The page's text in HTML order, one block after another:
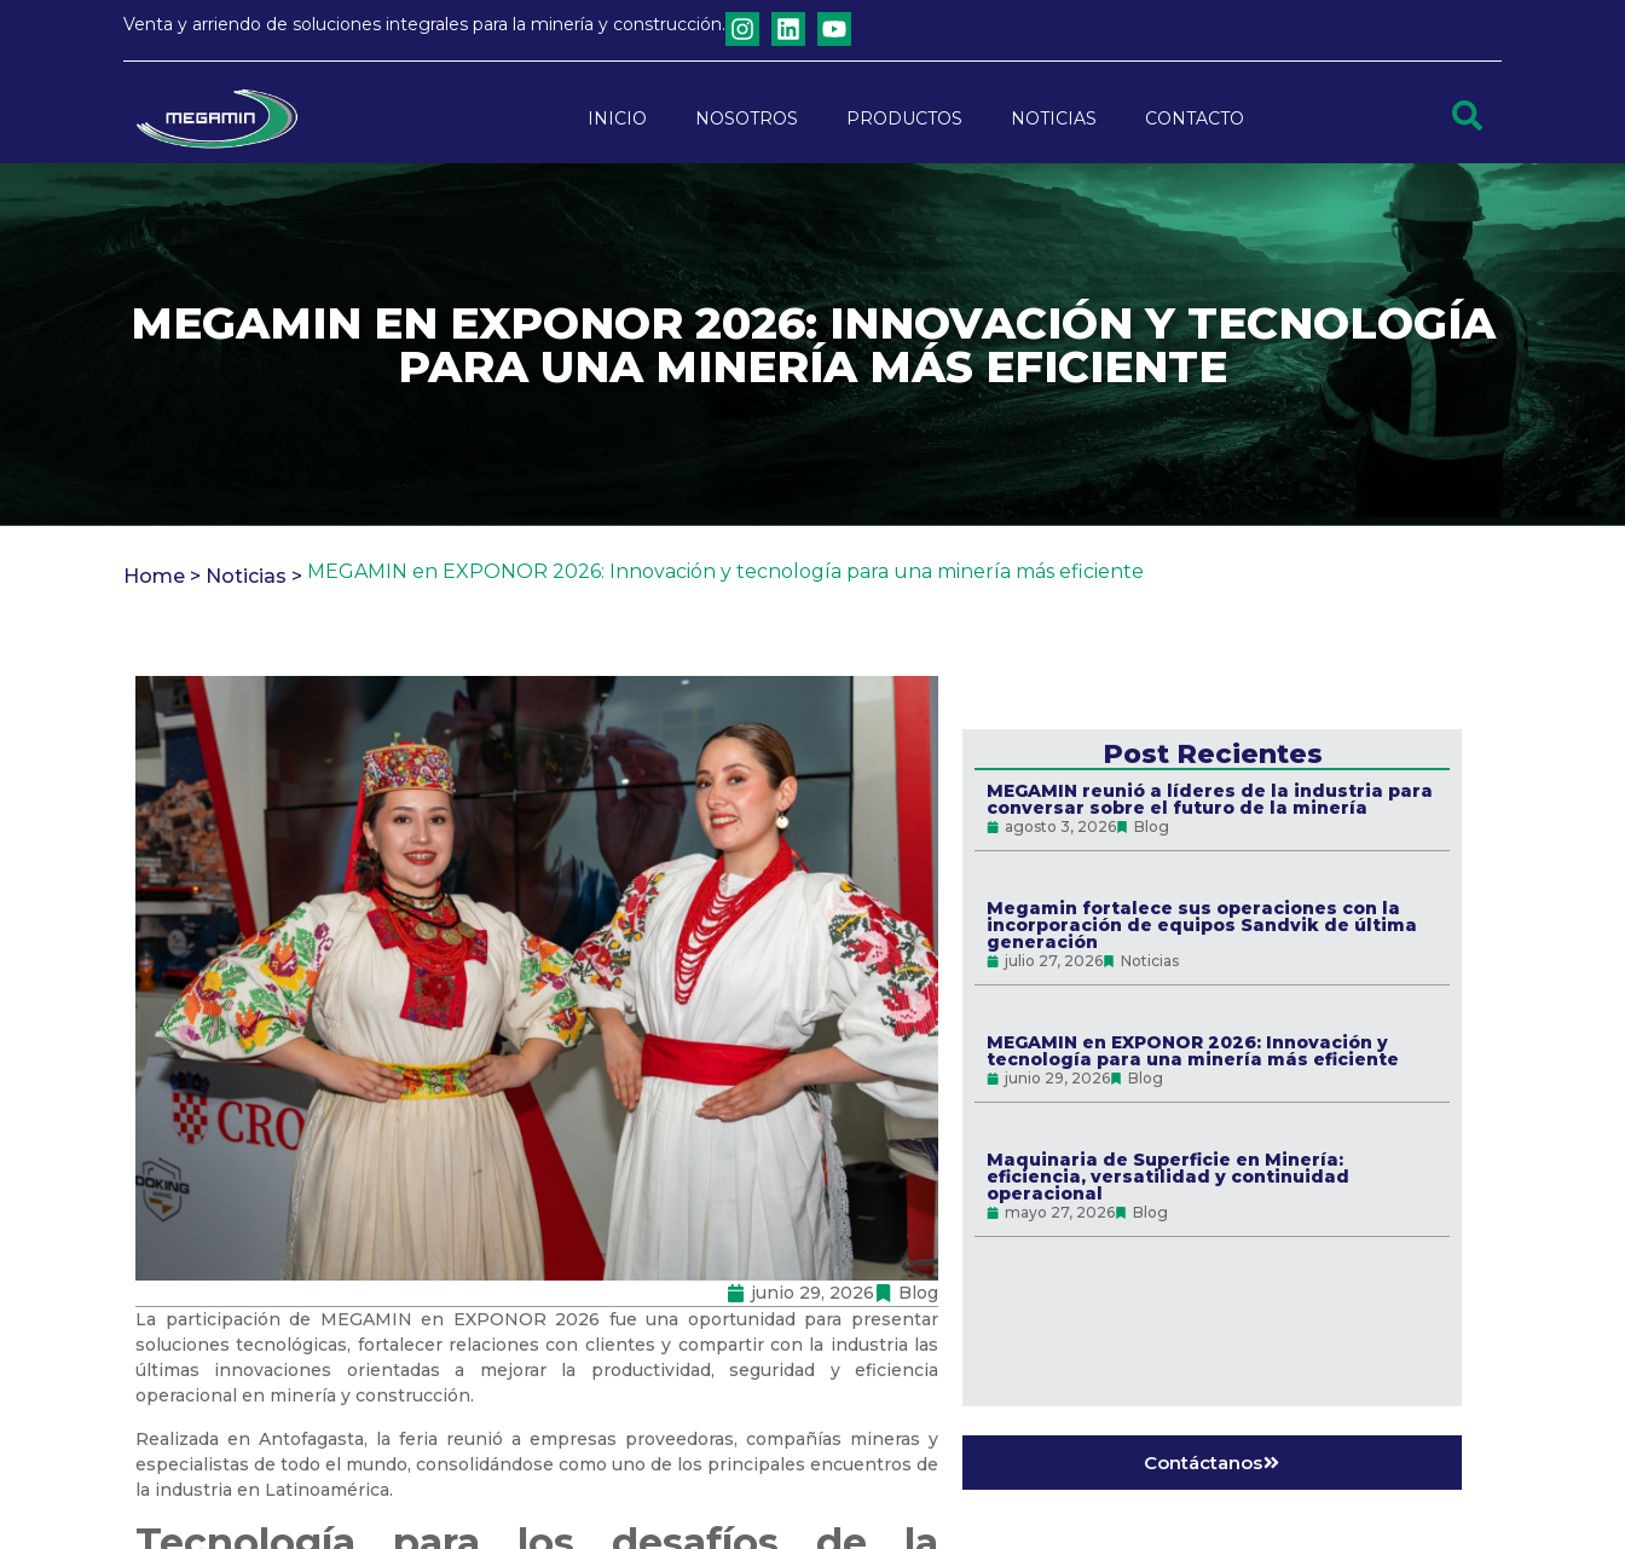
Venta y arriendo de soluciones integrales para la minería y construcción.
INICIO NOSOTROS PRODUCTOS NOTICIAS CONTACTO
MEGAMIN EN EXPONOR 2026: INNOVACIÓN Y TECNOLOGÍA
PARA UNA MINERÍA MÁS EFICIENTE
Home > Noticias > MEGAMIN en EXPONOR 2026: Innovación y tecnología para una minería más eficiente
junio 29, 2026
Blog
La participación de MEGAMIN en EXPONOR 2026 fue una oportunidad para presentar
soluciones tecnológicas, fortalecer relaciones con clientes y compartir con la industria las
últimas innovaciones orientadas a mejorar la productividad, seguridad y eficiencia
operacional en minería y construcción.
Realizada en Antofagasta, la feria reunió a empresas proveedoras, compañías mineras y
especialistas de todo el mundo, consolidándose como uno de los principales encuentros de
la industria en Latinoamérica.
Post Recientes
MEGAMIN reunió a líderes de la industria para
conversar sobre el futuro de la minería
agosto 3, 2026 Blog
Megamin fortalece sus operaciones con la
incorporación de equipos Sandvik de última
generación
julio 27, 2026 Noticias
MEGAMIN en EXPONOR 2026: Innovación y
tecnología para una minería más eficiente
junio 29, 2026 Blog
Maquinaria de Superficie en Minería:
eficiencia, versatilidad y continuidad
operacional
mayo 27, 2026 Blog
Contáctanos